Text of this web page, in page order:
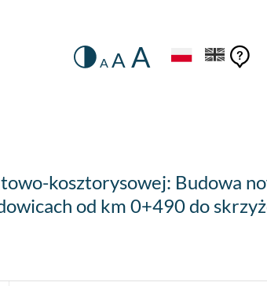
HEADER.SETTINGS_SR
Zmiana
A A A
kosztorysowej: Budowa
od km 0+490 do